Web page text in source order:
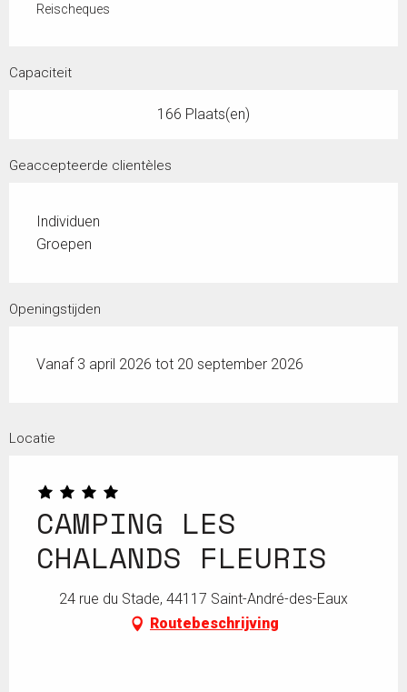
Reischeques
Capaciteit
166 Plaats(en)
Geaccepteerde clientèles
Individuen
Groepen
Openingstijden
Vanaf 3 april 2026 tot 20 september 2026
Locatie
CAMPING LES
CHALANDS FLEURIS
24 rue du Stade, 44117 Saint-André-des-Eaux
Routebeschrijving